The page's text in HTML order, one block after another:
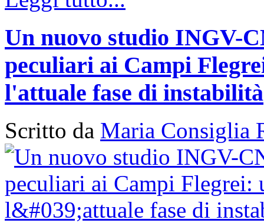
Un nuovo studio INGV-
peculiari ai Campi
l'attuale fase di instabilità
Scritto da Maria Consiglia